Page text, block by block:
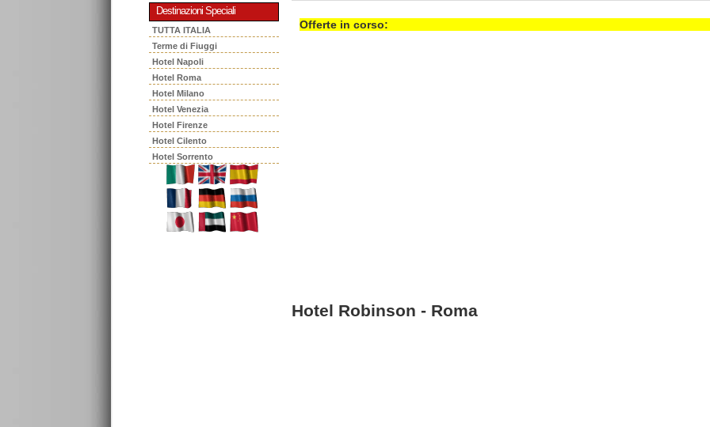
Destinazioni Speciali
TUTTA ITALIA
Terme di Fiuggi
Hotel Napoli
Hotel Roma
Hotel Milano
Hotel Venezia
Hotel Firenze
Hotel Cilento
Hotel Sorrento
Offerte in corso:
Hotel Robinson - Roma